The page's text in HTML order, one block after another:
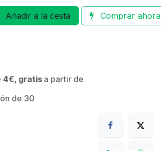
Añadir a la cesta Comprar ahora
4€, gratis a partir de
de 30